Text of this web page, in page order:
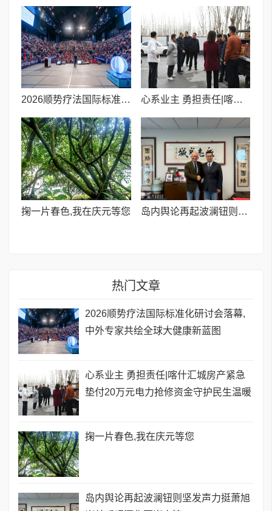
​2026顺势疗法国际标准化研讨会落幕,中外专家共绘全球大健康新蓝图 心系业主 勇担责任|喀什汇城房产紧急垫付20万元电力抢修资金守护民生温暖
掬一片春色,我在庆元等您 岛内舆论再起波澜钮则坚发声力挺萧旭岑并呼吁深化两岸交流
热门文章
​2026顺势疗法国际标准化研讨会落幕,
中外专家共绘全球大健康新蓝图
心系业主 勇担责任|喀什汇城房产紧急
垫付20万元电力抢修资金守护民生温暖
掬一片春色,我在庆元等您
岛内舆论再起波澜钮则坚发声力挺萧旭